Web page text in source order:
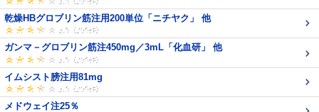
乾燥HBグロブリン筋注用200単位「ニチヤク」 他
ガンマ－グロブリン筋注450mg／3mL「化血研」 他
イムシスト膀注用81mg
メドウェイ注25％